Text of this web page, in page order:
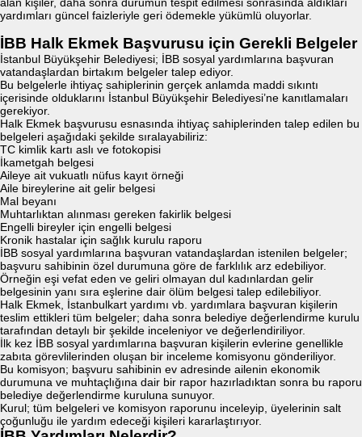
yardımları güncel faizleriyle geri ödemekle yükümlü oluyorlar.
İBB Halk Ekmek Başvurusu için Gerekli Belgeler
İstanbul Büyükşehir Belediyesi; İBB sosyal yardımlarına başvuran
vatandaşlardan birtakım belgeler talep ediyor.
Bu belgelerle ihtiyaç sahiplerinin gerçek anlamda maddi sıkıntı
içerisinde olduklarını İstanbul Büyükşehir Belediyesi’ne kanıtlamaları
gerekiyor.
Halk Ekmek başvurusu esnasında ihtiyaç sahiplerinden talep edilen bu
belgeleri aşağıdaki şekilde sıralayabiliriz:
TC kimlik kartı aslı ve fotokopisi
İkametgah belgesi
Aileye ait vukuatlı nüfus kayıt örneği
Aile bireylerine ait gelir belgesi
Mal beyanı
Muhtarlıktan alınması gereken fakirlik belgesi
Engelli bireyler için engelli belgesi
Kronik hastalar için sağlık kurulu raporu
İBB sosyal yardımlarına başvuran vatandaşlardan istenilen belgeler;
başvuru sahibinin özel durumuna göre de farklılık arz edebiliyor.
Örneğin eşi vefat eden ve geliri olmayan dul kadınlardan gelir
belgesinin yanı sıra eşlerine dair ölüm belgesi talep edilebiliyor.
Halk Ekmek, İstanbulkart yardımı vb. yardımlara başvuran kişilerin
teslim ettikleri tüm belgeler; daha sonra belediye değerlendirme kurulu
tarafından detaylı bir şekilde inceleniyor ve değerlendiriliyor.
İlk kez İBB sosyal yardımlarına başvuran kişilerin evlerine genellikle
zabıta görevlilerinden oluşan bir inceleme komisyonu gönderiliyor.
Bu komisyon; başvuru sahibinin ev adresinde ailenin ekonomik
durumuna ve muhtaçlığına dair bir rapor hazırladıktan sonra bu raporu
belediye değerlendirme kuruluna sunuyor.
Kurul; tüm belgeleri ve komisyon raporunu inceleyip, üyelerinin salt
çoğunluğu ile yardım edeceği kişileri kararlaştırıyor.